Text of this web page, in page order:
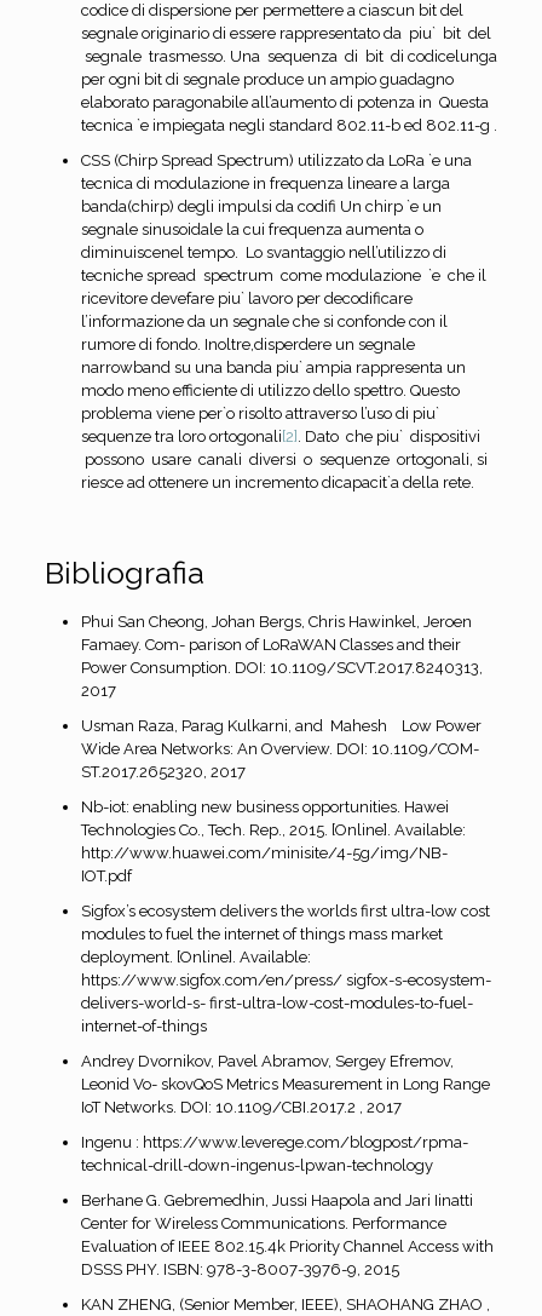
codice di dispersione per permettere a ciascun bit del
segnale originario di essere rappresentato da piu` bit del
segnale trasmesso. Una sequenza di bit di codicelunga
per ogni bit di segnale produce un ampio guadagno
elaborato paragonabile all’aumento di potenza in Questa
tecnica `e impiegata negli standard 802.11-b ed 802.11-g .
CSS (Chirp Spread Spectrum) utilizzato da LoRa `e una
tecnica di modulazione in frequenza lineare a larga
banda(chirp) degli impulsi da codifi Un chirp `e un
segnale sinusoidale la cui frequenza aumenta o
diminuiscenel tempo. Lo svantaggio nell’utilizzo di
tecniche spread spectrum come modulazione `e che il
ricevitore devefare piu` lavoro per decodificare
l’informazione da un segnale che si confonde con il
rumore di fondo. Inoltre,disperdere un segnale
narrowband su una banda piu` ampia rappresenta un
modo meno efficiente di utilizzo dello spettro. Questo
problema viene per`o risolto attraverso l’uso di piu`
sequenze tra loro ortogonali [2] . Dato che piu` dispositivi
possono usare canali diversi o sequenze ortogonali, si
riesce ad ottenere un incremento dicapacit`a della rete.
Bibliografia
Phui San Cheong, Johan Bergs, Chris Hawinkel, Jeroen
Famaey. Com- parison of LoRaWAN Classes and their
Power Consumption. DOI: 10.1109/SCVT.2017.8240313,
2017
Usman Raza, Parag Kulkarni, and Mahesh Low Power
Wide Area Networks: An Overview. DOI: 10.1109/COM-
ST.2017.2652320, 2017
Nb-iot: enabling new business opportunities. Hawei
Technologies Co., Tech. Rep., 2015. [Online]. Available:
http://www.huawei.com/minisite/4-5g/img/NB-
IOT.pdf
Sigfox’s ecosystem delivers the worlds first ultra-low cost
modules to fuel the internet of things mass market
deployment. [Online]. Available:
https://www.sigfox.com/en/press/ sigfox-s-ecosystem-
delivers-world-s- first-ultra-low-cost-modules-to-fuel-
internet-of-things
Andrey Dvornikov, Pavel Abramov, Sergey Efremov,
Leonid Vo- skovQoS Metrics Measurement in Long Range
IoT Networks. DOI: 10.1109/CBI.2017.2 , 2017
Ingenu : https://www.leverege.com/blogpost/rpma-
technical-drill-down-ingenus-lpwan-technology
Berhane G. Gebremedhin, Jussi Haapola and Jari Iinatti
Center for Wireless Communications. Performance
Evaluation of IEEE 802.15.4k Priority Channel Access with
DSSS PHY. ISBN: 978-3-8007-3976-9, 2015
KAN ZHENG, (Senior Member, IEEE), SHAOHANG ZHAO ,